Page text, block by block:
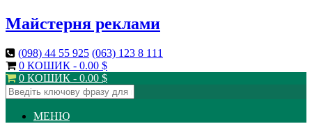
Майстерня реклами
(098) 44 55 925 (063) 123 8 111
0 КОШИК - 0.00 $
0 КОШИК - 0.00 $
МЕНЮ